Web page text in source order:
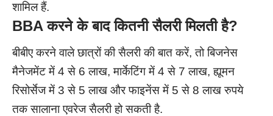
शामिल हैं.
BBAकरने के बाद कितनी सैलरी मिलती है?
बीबीए करने वाले छात्रों की सैलरी की बात करें, तो बिजनेस
मैनेजमेंट में 4 से 6 लाख, मार्केटिंग में 4 से 7 लाख, ह्यूमन
रिसोर्सेज में 3 से 5 लाख और फाइनेंस में 5 से 8 लाख रुपये
तक सालाना एवरेज सैलरी हो सकती है.